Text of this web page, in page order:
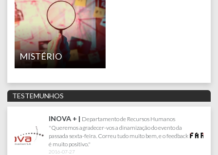
MISTÉRIO
TESTEMUNHOS
FARFETCH |Joana Lacerda | Senior Test Engineer
Queria agradecer pelo maravihoso dia que tivemos no
Sabado, correu tudo muito bem. Toda a gente gostou e se
divertiu imenso. Obrigada por tudo :)
2017-07-18